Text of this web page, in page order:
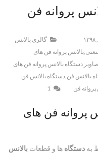
پروانه فن
گالری بالانس
,بالانس پروانه فن های
دستگاه بالانس پروانه فن های
بالانس فن,دستگاه بالانس فن
فن
پروانه فن های
به دستگاه ها و قطعات بالانس